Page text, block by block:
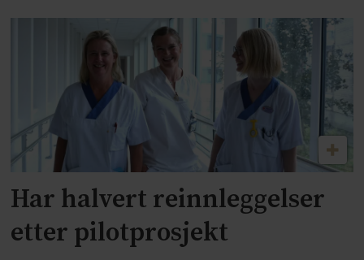
Har halvert reinnleggelser
etter pilotprosjekt